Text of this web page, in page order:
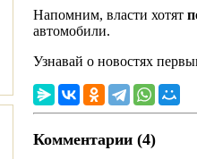
Напомним, власти хотят
автомобили.
Узнавай о новостях
Комментарии (4)